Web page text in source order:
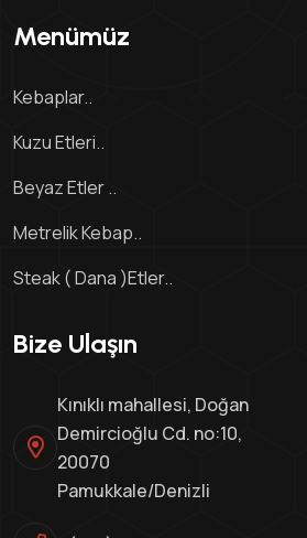
Menümüz
Kebaplar..
Kuzu Etleri..
Beyaz Etler ..
Metrelik Kebap..
Steak ( Dana )Etler..
Bize Ulaşın
Kınıklı mahallesi, Doğan
Demircioğlu Cd. no:10,
20070
Pamukkale/Denizli